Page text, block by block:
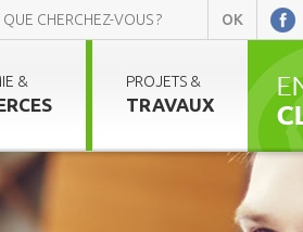
& PROJETS &
TRAVAUX